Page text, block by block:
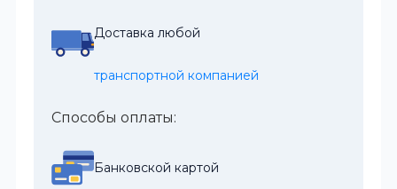
Доставка любой
транспортной компанией
Способы оплаты:
Банковской картой